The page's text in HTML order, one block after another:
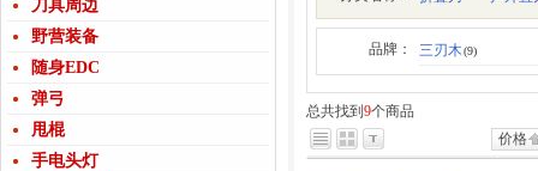
刀具周边
野营装备
随身EDC
弹弓
甩棍
手电头灯
品牌： 三刃木(9)
总共找到 9个商品
价格